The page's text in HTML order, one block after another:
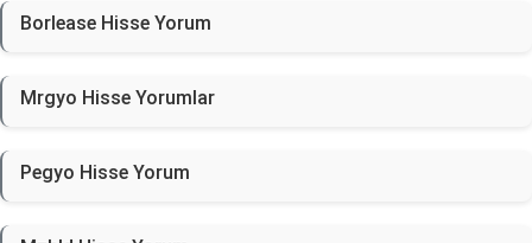
Borlease Hisse Yorum
Mrgyo Hisse Yorumlar
Pegyo Hisse Yorum